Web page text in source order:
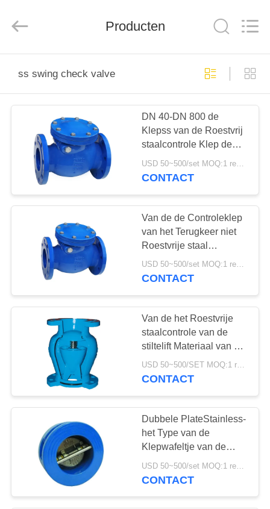
PRODUCTEN
OVER
ONS
FABRIEKSTOCHT
KWALITEITSCONTROLE
NEEM
CONTACT
MET
NIEUWS
VRAAG
EEN
OFFERTE
Ltd..
Producten
ss swing check valve
DN 40-DN 800 de
Klepss van de Roestvrij
staalcontrole Klep de
Van aangezicht tot
aangezicht van de
USD 50~500/set MOQ:1 reeks
CONTACT
Van de de Controleklep
van het Terugkeer niet
Roestvrije staal
Middelgrote Druk de Met
veerwerking
USD 50~500/set MOQ:1 reeks
CONTACT
Van de het Roestvrije
staalcontrole van de
stiltelift Materiaal van het
de Klep het
Veerkrachtige Gezette
USD 50~500/SET MOQ:1 reeks
CONTACT
Dubbele PlateStainless-
het Type van de
Klepwafeltje van de
Staalcontrole
Flensverbinding
CONTACT